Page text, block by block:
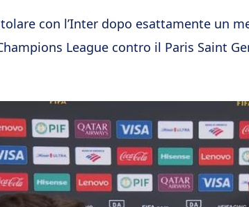
con l’Inter dopo esattamente un
League contro il Paris Saint